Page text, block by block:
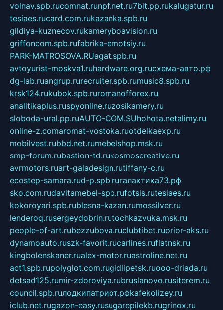
volnav.spb.rucomnat.runpf.net.ru7bit.pp.rukalugatur.ru
tesiaes.rucard.com.rukazanka.spb.ru
gildiya-kuznecov.rukameryboavision.ru
griffoncom.spb.rufabrika-emotsiy.ru
PARK-MATROSOVA.RUagat.spb.ru
avtoyurist-moskva1.ruhardware.org.ruсхема-авто.рф
dg-lab.ruangrup.rurecruiter.spb.rumusic8.spb.ru
krsk124.rukubok.spb.ruromanofforex.ru
analitikaplus.ruspyonline.ruzosikamery.ru
sloboda-ural.pp.ruAUTO-COM.SUhohota.netalimy.ru
online-z.comaromat-vostoka.ruotdelkaexp.ru
mobilvest.rubbd.net.rumebelshop.msk.ru
smp-forum.rubastion-td.rukosmoscreative.ru
avrmotors.ruart-galadesign.rutiffany-c.ru
ecostep-samara.rud-p.spb.ruгалактика73.рф
sko.com.rudavitamebel-spb.rufotsis.rutesiaes.ru
kokoroyari.spb.rublesna-kazan.rumossilver.ru
lenderoq.rusergeydobrin.rutochkazvuka.msk.ru
people-of-art.rubezzubova.ruclubtibet.ruorior-aks.ru
dynamoauto.ruszk-favorit.rucarlines.ruflatnsk.ru
kingbolenskaner.rualex-motor.ruastroline.net.ru
act1.spb.rupolyglot.com.rugidlipetsk.ruooo-driada.ru
detsad125.rumir-zdoroviya.rubruslanovo.rusiterem.ru
council.spb.ruлодкипатриот.рфkafekolizey.ru
iclub.net.rugazon-easy.rusugarepilekb.rugrinox.ru